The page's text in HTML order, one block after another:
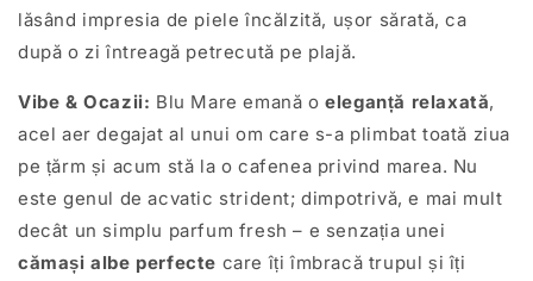
lăsând impresia de piele încălzită, ușor sărată, ca
după o zi întreagă petrecută pe plajă.
Vibe & Ocazii: Blu Mare emană oeleganță relaxată,
acel aer degajat al unui om care s-a plimbat toată ziua
pe țărm și acum stă la o cafenea privind marea. Nu
este genul de acvatic strident; dimpotrivă, e mai mult
decât un simplu parfum fresh – e senzația unei
cămași albe perfecte care îți îmbracă trupul și îți